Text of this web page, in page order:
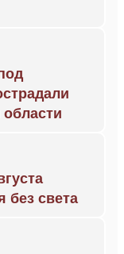
без света